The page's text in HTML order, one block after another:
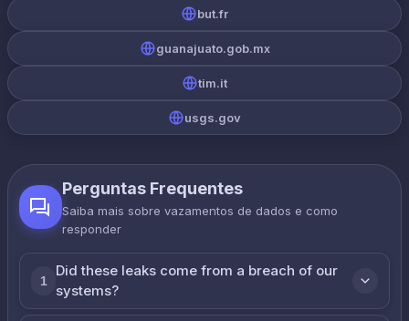
but.fr
guanajuato.gob.mx
tim.it
usgs.gov
Perguntas Frequentes
Saiba mais sobre vazamentos de dados e como
responder
1
Did these leaks come from a breach of our
systems?